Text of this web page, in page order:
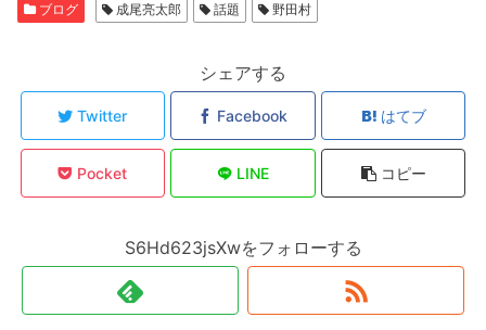
ブログ 成尾亮太郎 話題 野田村
シェアする
Twitter Facebook はてブ
Pocket LINE コピー
S6Hd623jsXwをフォローする